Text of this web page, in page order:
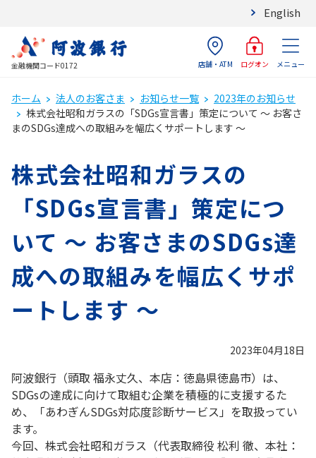
English
金融機関コード0172 店舗・ATM ログオン メニュー
ホーム 法人のお客さま お知らせ一覧
2023年のお知らせ
株式会社昭和ガラスの「SDGs宣言書」策定について ～ お客さ
まのSDGs達成への取組みを幅広くサポートします ～
株式会社昭和ガラスの
「SDGs宣言書」策定につ
いて ～ お客さまのSDGs達
成への取組みを幅広くサポ
ートします ～
2023年04月18日
阿波銀行（頭取 福永丈久、本店：徳島県徳島市）は、
SDGsの達成に向けて取組む企業を積極的に支援するた
め、「あわぎんSDGs対応度診断サービス」を取扱ってい
ます。
今回、株式会社昭和ガラス（代表取締役 松利 徹、本社：